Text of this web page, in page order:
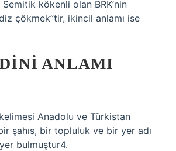
Semitik kökenli olan BRK’nin
çökmek”tir, ikincil anlamı ise
ANLAMI
kelimesi Anadolu ve Türkistan
şahıs, bir topluluk ve bir yer adı
bulmuştur4.